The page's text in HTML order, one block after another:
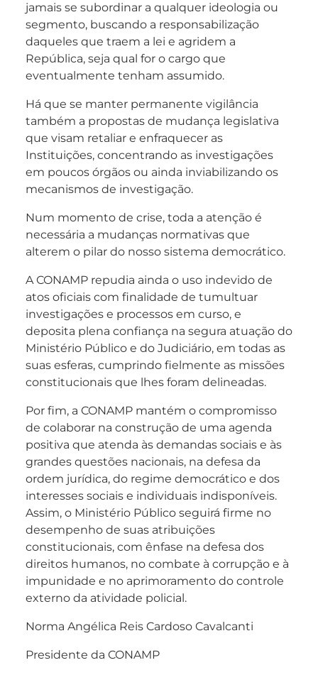
jamais se subordinar a qualquer ideologia ou
segmento, buscando a responsabilização
daqueles que traem a lei e agridem a
República, seja qual for o cargo que
eventualmente tenham assumido.
Há que se manter permanente vigilância
também a propostas de mudança legislativa
que visam retaliar e enfraquecer as
Instituições, concentrando as investigações
em poucos órgãos ou ainda inviabilizando os
mecanismos de investigação.
Num momento de crise, toda a atenção é
necessária a mudanças normativas que
alterem o pilar do nosso sistema democrático.
A CONAMP repudia ainda o uso indevido de
atos oficiais com finalidade de tumultuar
investigações e processos em curso, e
deposita plena confiança na segura atuação do
Ministério Público e do Judiciário, em todas as
suas esferas, cumprindo fielmente as missões
constitucionais que lhes foram delineadas.
Por fim, a CONAMP mantém o compromisso
de colaborar na construção de uma agenda
positiva que atenda às demandas sociais e às
grandes questões nacionais, na defesa da
ordem jurídica, do regime democrático e dos
interesses sociais e individuais indisponíveis.
Assim, o Ministério Público seguirá firme no
desempenho de suas atribuições
constitucionais, com ênfase na defesa dos
direitos humanos, no combate à corrupção e à
impunidade e no aprimoramento do controle
externo da atividade policial.
Norma Angélica Reis Cardoso Cavalcanti
Presidente da CONAMP